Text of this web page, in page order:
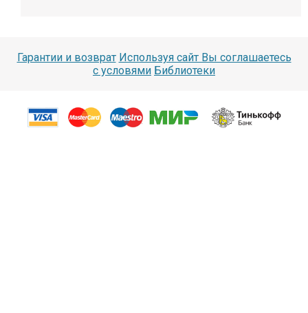
Гарантии и возврат Используя сайт Вы соглашаетесь
с условями Библиотеки